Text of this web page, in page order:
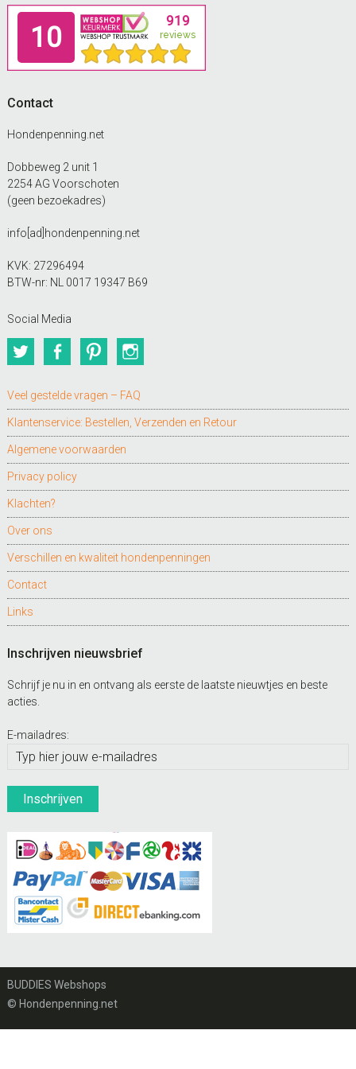
Footer
Contact
Hondenpenning.net
Dobbeweg 2 unit 1
2254 AG Voorschoten
(geen bezoekadres)
info[ad]hondenpenning.net
KVK: 27296494
BTW-nr: NL 0017 19347 B69
Social Media
TwitterFacebookPinterest
Veel gestelde vragen – FAQ
Klantenservice: Bestellen, Verzenden en Retour
Algemene voorwaarden
Privacy policy
Klachten?
Over ons
Verschillen en kwaliteit hondenpenningen
Contact
Links
Inschrijven nieuwsbrief
Schrijf je nu in en ontvang als eerste de laatste nieuwtjes en beste
acties.
E-mailadres:
BUDDIES Webshops
© Hondenpenning.net